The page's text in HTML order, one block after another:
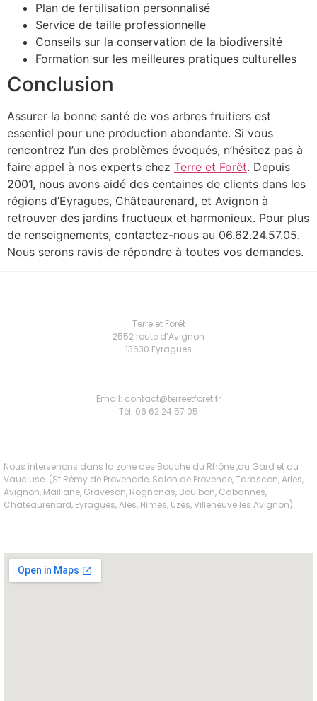
Plan de fertilisation personnalisé
Service de taille professionnelle
Conseils sur la conservation de la biodiversité
Formation sur les meilleures pratiques culturelles
Conclusion
Assurer la bonne santé de vos arbres fruitiers est
essentiel pour une production abondante. Si vous
rencontrez l’un des problèmes évoqués, n’hésitez pas à
faire appel à nos experts chez Terre et Forêt. Depuis
2001, nous avons aidé des centaines de clients dans les
régions d’Eyragues, Châteaurenard, et Avignon à
retrouver des jardins fructueux et harmonieux. Pour plus
de renseignements, contactez-nous au 06.62.24.57.05.
Nous serons ravis de répondre à toutes vos demandes.
Terre et Forêt
2552 route d’Avignon
13630 Eyragues
Email: contact@terreetforet.fr
Tél: 06 62 24 57 05
Nous intervenons dans la zone des Bouche du Rhône ,du Gard et du
Vaucluse. (St Rémy de Provencde, Salon de Provence, Tarascon, Arles,
Avignon, Maillane, Graveson, Rognonas, Boulbon, Cabannes,
Châteaurenard, Eyragues, Alès, Nîmes, Uzès, Villeneuve les Avignon)